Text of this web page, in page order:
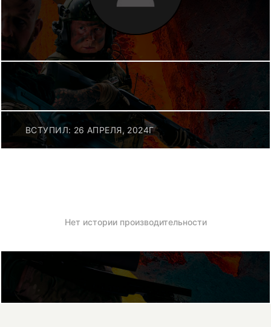
ВСТУПИЛ: 26 АПРЕЛЯ, 2024Г
Нет истории производительности